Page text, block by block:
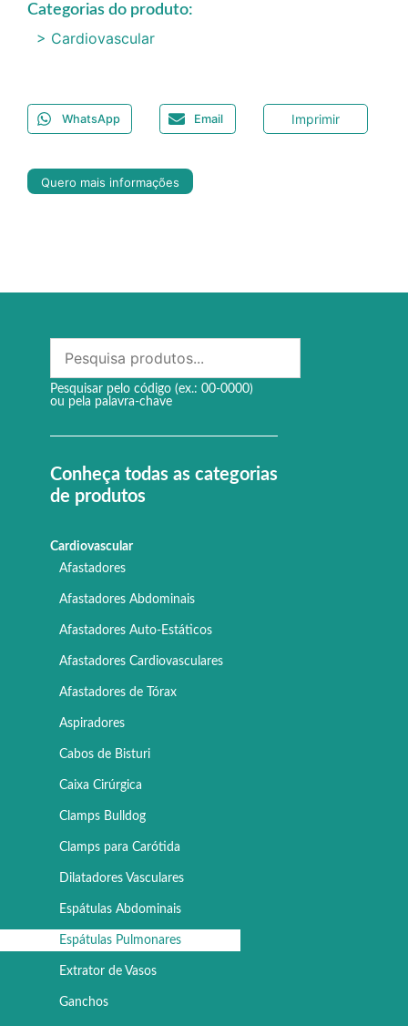
Categorias do produto:
> Cardiovascular
WhatsApp Email Imprimir
Quero mais informações
Pesquisar pelo código (ex.: 00-0000)
ou pela palavra-chave
Conheça todas as categorias
de produtos
Cardiovascular
Afastadores
Afastadores Abdominais
Afastadores Auto-Estáticos
Afastadores Cardiovasculares
Afastadores de Tórax
Aspiradores
Cabos de Bisturi
Caixa Cirúrgica
Clamps Bulldog
Clamps para Carótida
Dilatadores Vasculares
Espátulas Abdominais
Espátulas Pulmonares
Extrator de Vasos
Ganchos